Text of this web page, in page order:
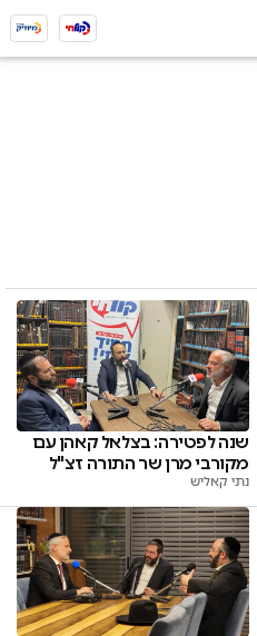
שנה לפטירה: בצלאל קאהן עם
מקורבי מרן שר התורה זצ"ל
נתי קאליש